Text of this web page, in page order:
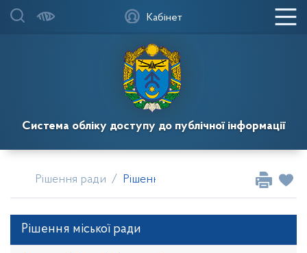
Система обліку доступу до публічної інформації
Кабінет
Рішення ради Рішення сесій Кагарлицької
Рішення міської ради